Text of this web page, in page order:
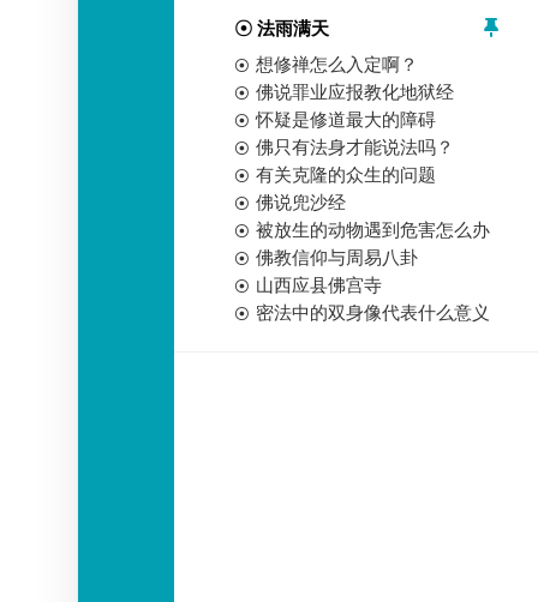
☉ 法雨满天
想修禅怎么入定啊？
佛说罪业应报教化地狱经
怀疑是修道最大的障碍
佛只有法身才能说法吗？
有关克隆的众生的问题
佛说兜沙经
被放生的动物遇到危害怎么办
佛教信仰与周易八卦
山西应县佛宫寺
密法中的双身像代表什么意义